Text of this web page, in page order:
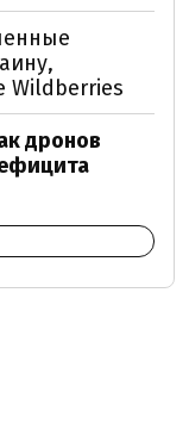
Wildberries
дронов